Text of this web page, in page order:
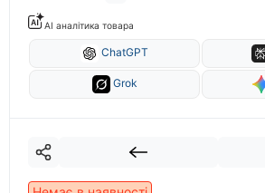
AI аналітика товара
ChatGPT
Grok